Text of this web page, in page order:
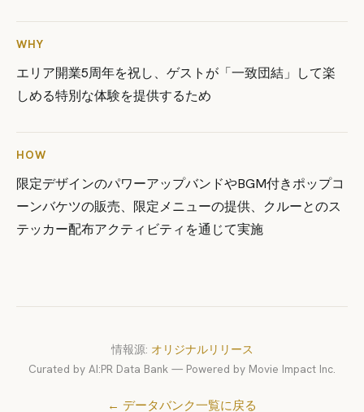
WHY
エリア開業5周年を祝し、ゲストが「一致団結」して楽
しめる特別な体験を提供するため
HOW
限定デザインのパワーアップバンドやBGM付きポップコ
ーンバケツの販売、限定メニューの提供、クルーとのス
テッカー配布アクティビティを通じて実施
情報源: オリジナルリリース
Curated by AI:PR Data Bank — Powered by Movie Impact Inc.
← データバンク一覧に戻る